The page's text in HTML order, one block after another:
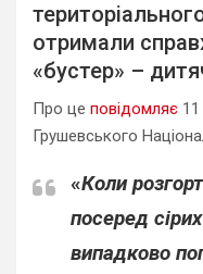
отримали
«бустер» –
Про це повідомляє
Грушевського
«Коли
посеред
випадково